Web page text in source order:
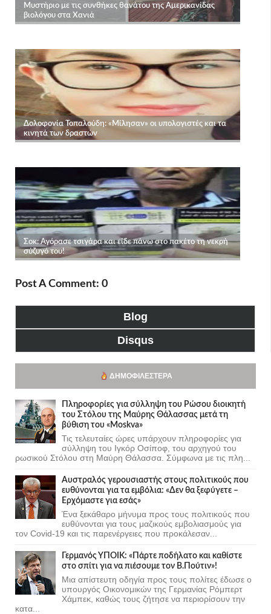
Post A Comment: 0
Blog
Disqus
ΔΗΜΟΦΙΛΈΣΤΕΡΑ
Πληροφορίες για σύλληψη του Ρώσου διοικητή
του Στόλου της Mαύρης Θάλασσας μετά τη
βύθιση του «Moskva»
Τις τελευταίες ώρες υπάρχουν πληροφορίες για
σύλληψη του Ιγκόρ Οσίποφ, του αρχηγού του
ρωσικού Στόλου στη Μαύρη Θάλασσα. Σύμφωνα με τις πλη...
Αυστραλός γερουσιαστής στους πολιτικούς που
ευθύνονται για τα εμβόλια: «Δεν θα ξεφύγετε –
Ερχόμαστε για εσάς»
Ένα ξεκάθαρο μήνυμα προς τους πολιτικούς που
ευθύνονται για τους μαζικούς εμβολιασμούς για
τον Covid-19 και τις παρενέργειες που προκάλεσαν...
Γερμανός ΥΠΟΙΚ: «Πάρτε ποδήλατο και καθίστε
στο σπίτι για να πιέσουμε τον Β.Πούτιν»!
Μια απίστευτη οδηγία προς τους πολίτες έδωσε ο
υπουργός Οικονομικών της Γερμανίας Ρόμπερτ
Χάμπεκ, καθώς τους ζήτησε να περιορίσουν την
κατα...